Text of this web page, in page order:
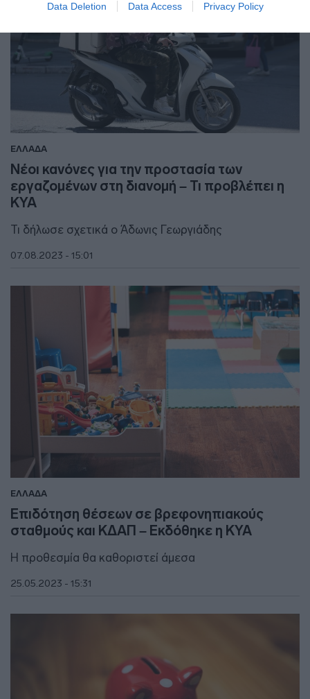
Data Deletion Data Access Privacy Policy
ΕΛΛΑΔΑ
Νέοι κανόνες για την προστασία των
εργαζομένων στη διανομή – Τι προβλέπει η
ΚΥΑ
Τι δήλωσε σχετικά ο Άδωνις Γεωργιάδης
07.08.2023 - 15:01
ΕΛΛΑΔΑ
Επιδότηση θέσεων σε βρεφονηπιακούς
σταθμούς και ΚΔΑΠ – Εκδόθηκε η ΚΥΑ
Η προθεσμία θα καθοριστεί άμεσα
25.05.2023 - 15:31